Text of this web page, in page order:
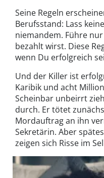
Seine Regeln
Berufsstand: Lass
niemandem. Führe
bezahlt wirst. Diese
wenn Du erfolgreich
Und der Killer ist
Karibik und acht
Scheinbar unbeirrt
durch. Er tötet
Mordauftrag an ihn
Sekretärin. Aber
zeigen sich Risse im